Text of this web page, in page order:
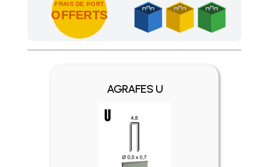
FRAIS DE PORT
OFFERTS
Achetez 4 sachets ou boîtes d'agrafes ou de pointes et
AGRAFES U